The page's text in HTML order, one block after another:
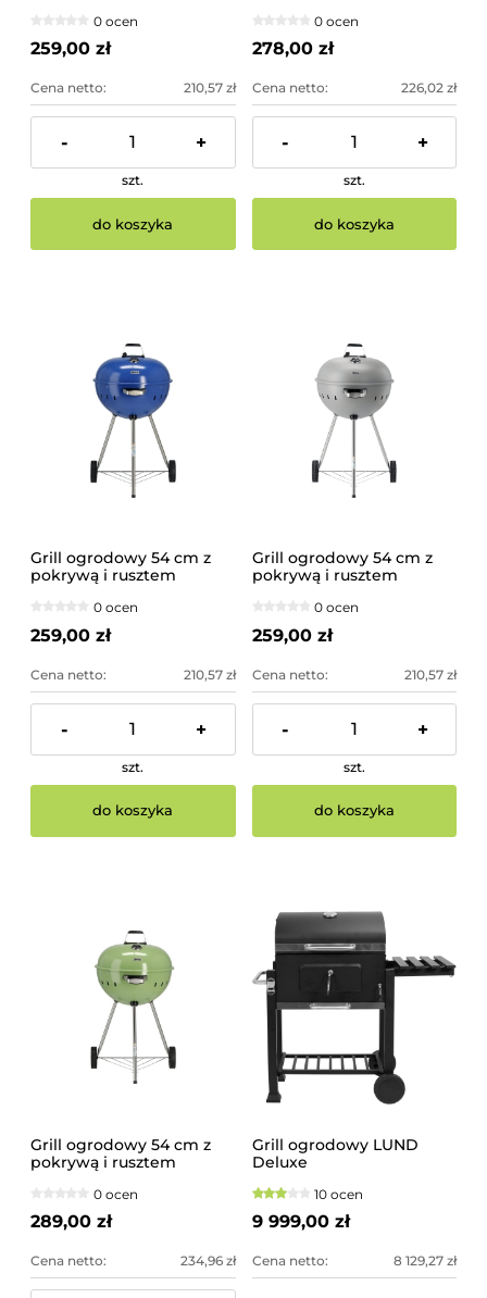
0 ocen
259,00 zł
Cena netto: 210,57 zł
- +
szt.
do koszyka
YG-203040 ocen
278,00 zł
Cena netto: 226,02 zł
- +
szt.
do koszyka
Grill ogrodowy 54 cm z
pokrywą i rusztem
YG-203020 ocen
259,00 zł
Cena netto: 210,57 zł
- +
szt.
do koszyka
Grill ogrodowy 54 cm z
pokrywą i rusztem
0 ocen
259,00 zł
Cena netto: 210,57 zł
- +
szt.
do koszyka
Grill ogrodowy 54 cm z
pokrywą i rusztem
0 ocen
289,00 zł
Cena netto: 234,96 zł
Grill ogrodowy LUND
Deluxe
10 ocen
9 999,00 zł
Cena netto: 8 129,27 zł